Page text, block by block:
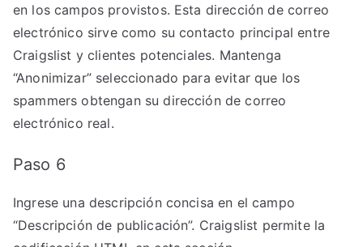
en los campos provistos. Esta dirección de correo
electrónico sirve como su contacto principal entre
Craigslist y clientes potenciales. Mantenga
“Anonimizar” seleccionado para evitar que los
spammers obtengan su dirección de correo
electrónico real.
Paso 6
Ingrese una descripción concisa en el campo
“Descripción de publicación”. Craigslist permite la